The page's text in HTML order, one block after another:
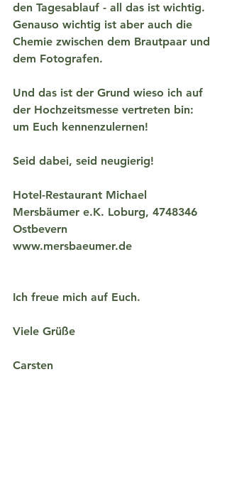
den Tagesablauf - all das ist wichtig.
Genauso wichtig ist aber auch die
Chemie zwischen dem Brautpaar und
dem Fotografen.
Und das ist der Grund wieso ich auf
der Hochzeitsmesse vertreten bin:
um Euch kennenzulernen!
Seid dabei, seid neugierig!
Hotel-Restaurant Michael
Mersbäumer e.K. Loburg, 4748346
Ostbevern
www.mersbaeumer.de
Ich freue mich auf Euch.
Viele Grüße
Carsten